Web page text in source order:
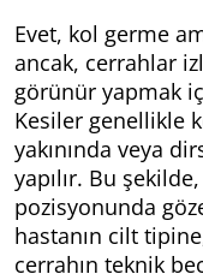
Evet, kol germe
ancak, cerrahlar
görünür yapmak
Kesiler genellikle
yakınında veya
yapılır. Bu
pozisyonunda
hastanın cilt
cerrahın teknik